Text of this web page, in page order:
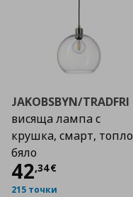
JAKOBSBYN/TRADFRI
висяща лампа с
крушка, смарт, топло
бяло
42,34€
Цена
215 точки